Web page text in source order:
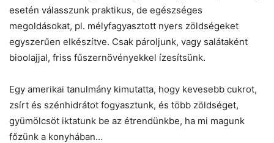
esetén válasszunk praktikus, de egészséges
megoldásokat, pl. mélyfagyasztott nyers zöldségeket
egyszerűen elkészítve. Csak pároljunk, vagy salátaként
bioolajjal, friss fűszernövényekkel ízesítsünk.
Egy amerikai tanulmány kimutatta, hogy kevesebb cukrot,
zsírt és szénhidrátot fogyasztunk, és több zöldséget,
gyümölcsöt iktatunk be az étrendünkbe, ha mi magunk
főzünk a konyhában…